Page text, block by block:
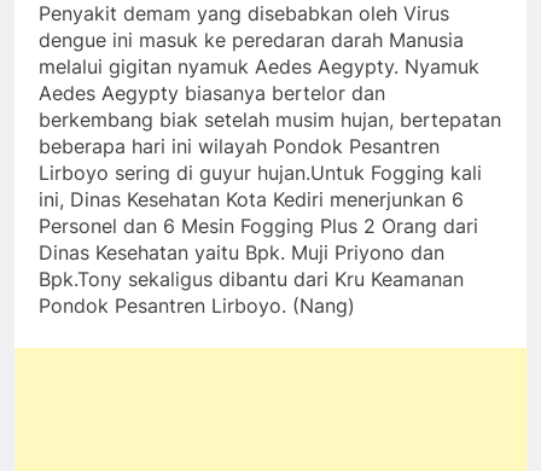
Penyakit demam yang disebabkan oleh Virus
dengue ini masuk ke peredaran darah Manusia
melalui gigitan nyamuk Aedes Aegypty. Nyamuk
Aedes Aegypty biasanya bertelor dan
berkembang biak setelah musim hujan, bertepatan
beberapa hari ini wilayah Pondok Pesantren
Lirboyo sering di guyur hujan.Untuk Fogging kali
ini, Dinas Kesehatan Kota Kediri menerjunkan 6
Personel dan 6 Mesin Fogging Plus 2 Orang dari
Dinas Kesehatan yaitu Bpk. Muji Priyono dan
Bpk.Tony sekaligus dibantu dari Kru Keamanan
Pondok Pesantren Lirboyo. (Nang)